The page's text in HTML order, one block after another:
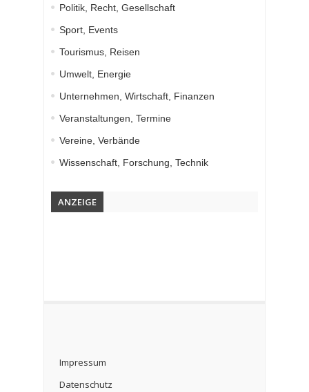
Politik, Recht, Gesellschaft
Sport, Events
Tourismus, Reisen
Umwelt, Energie
Unternehmen, Wirtschaft, Finanzen
Veranstaltungen, Termine
Vereine, Verbände
Wissenschaft, Forschung, Technik
ANZEIGE
Impressum
Datenschutz